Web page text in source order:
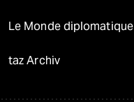
Le Monde diplomatique
taz Archiv